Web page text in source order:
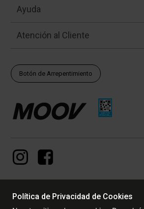
Ayuda
Atención al Cliente
Botón de Arrepentimiento
Política de Privacidad de Cookies